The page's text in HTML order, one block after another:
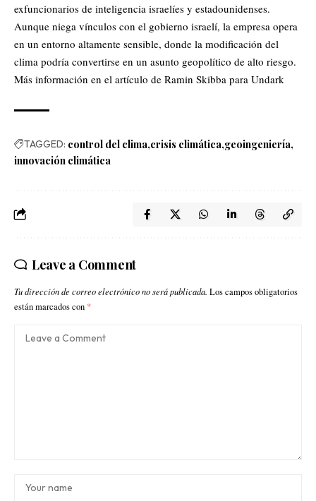
exfuncionarios de inteligencia israelíes y estadounidenses.
Aunque niega vínculos con el gobierno israelí, la empresa opera
en un entorno altamente sensible, donde la modificación del
clima podría convertirse en un asunto geopolítico de alto riesgo.
Más información en el artículo de Ramin Skibba para Undark
TAGGED: control del clima crisis climática geoingeniería
innovación climática
Leave a Comment
Tu dirección de correo electrónico no será publicada. Los campos obligatorios
están marcados con *